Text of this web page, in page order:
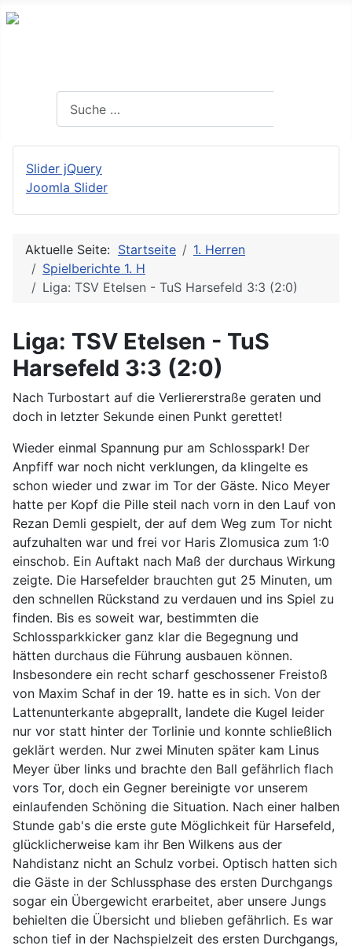
Slider jQuery
Joomla Slider
Aktuelle Seite: Startseite
1. Herren
Spielberichte 1. H
Liga: TSV Etelsen - TuS Harsefeld 3:3 (2:0)
Liga: TSV Etelsen - TuS
Harsefeld 3:3 (2:0)
Nach Turbostart auf die Verliererstraße geraten und
doch in letzter Sekunde einen Punkt gerettet!
Wieder einmal Spannung pur am Schlosspark! Der
Anpfiff war noch nicht verklungen, da klingelte es
schon wieder und zwar im Tor der Gäste. Nico Meyer
hatte per Kopf die Pille steil nach vorn in den Lauf von
Rezan Demli gespielt, der auf dem Weg zum Tor nicht
aufzuhalten war und frei vor Haris Zlomusica zum 1:0
einschob. Ein Auftakt nach Maß der durchaus Wirkung
zeigte. Die Harsefelder brauchten gut 25 Minuten, um
den schnellen Rückstand zu verdauen und ins Spiel zu
finden. Bis es soweit war, bestimmten die
Schlossparkkicker ganz klar die Begegnung und
hätten durchaus die Führung ausbauen können.
Insbesondere ein recht scharf geschossener Freistoß
von Maxim Schaf in der 19. hatte es in sich. Von der
Lattenunterkante abgeprallt, landete die Kugel leider
nur vor statt hinter der Torlinie und konnte schließlich
geklärt werden. Nur zwei Minuten später kam Linus
Meyer über links und brachte den Ball gefährlich flach
vors Tor, doch ein Gegner bereinigte vor unserem
einlaufenden Schöning die Situation. Nach einer halben
Stunde gab's die erste gute Möglichkeit für Harsefeld,
glücklicherweise kam ihr Ben Wilkens aus der
Nahdistanz nicht an Schulz vorbei. Optisch hatten sich
die Gäste in der Schlussphase des ersten Durchgangs
sogar ein Übergewicht erarbeitet, aber unsere Jungs
behielten die Übersicht und blieben gefährlich. Es war
schon tief in der Nachspielzeit des ersten Durchgangs,